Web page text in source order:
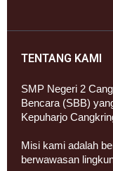
TENTANG KAMI
SMP Negeri 2
Bencara (SBB)
Kepuharjo
Misi kami adalah
berwawasan